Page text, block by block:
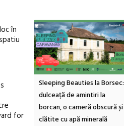
în
for
a IX-a
Sleeping Beauties la Borsec:
dulceață de amintiri la
borcan, o cameră obscură și
clătite cu apă minerală